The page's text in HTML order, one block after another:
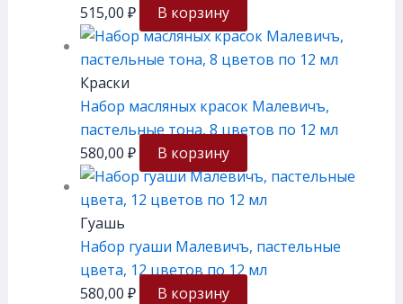
515,00 ₽ В корзину
Краски
Набор масляных красок Малевичъ,
пастельные тона, 8 цветов по 12 мл
580,00 ₽ В корзину
Гуашь
Набор гуаши Малевичъ, пастельные
цвета, 12 цветов по 12 мл
580,00 ₽ В корзину